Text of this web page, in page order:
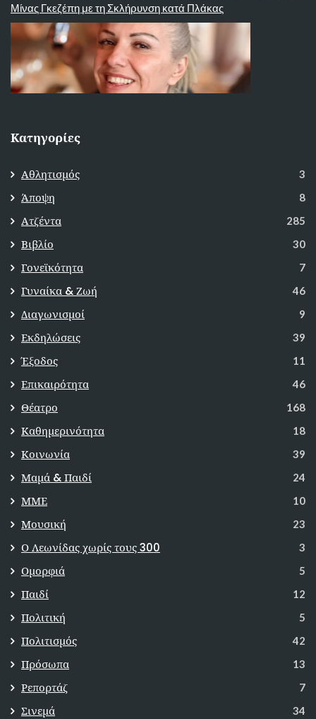
Μίνας Γκεζέπη με τη Σκλήρυνση κατά Πλάκας
Κατηγορίες
Αθλητισμός 3
Άποψη 8
Ατζέντα 285
Βιβλίο 30
Γονεϊκότητα 7
Γυναίκα & Ζωή 46
Διαγωνισμοί 9
Εκδηλώσεις 39
Έξοδος 11
Επικαιρότητα 46
Θέατρο 168
Καθημερινότητα 18
Κοινωνία 39
Μαμά & Παιδί 24
ΜΜΕ 10
Μουσική 23
Ο Λεωνίδας χωρίς τους 300 3
Ομορφιά 5
Παιδί 12
Πολιτική 5
Πολιτισμός 42
Πρόσωπα 13
Ρεπορτάζ 7
Σινεμά 34